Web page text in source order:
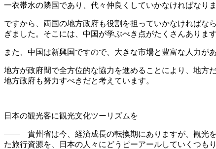
一衣帯水の隣国であり、代々仲良くしていかなければなりま
ですから、両国の地方政府も役割を担っていかなければな
ぎました。そこには、中国が学ぶべき点がたくさんあります
また、中国は新興国ですので、大きな市場と豊富な人力が
地方が政府間で全方位的な協力を進めることにより、地方
地方政府も努力すべきだと考えています。
日本の観光客に観光文化ツーリズムを
―― 貴州省は今、経済成長の転換期にありますが、観光を
た旅行資源を、日本の人々にどうピーアールしていくつもり